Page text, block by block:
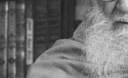
افسوس نہ کیجئے
ناکامی زینہ بن گئی
سمجھ دار کون
تاریخ سازی
کوئی چیز مشکل نہیں
جواب کا صحیح طریقہ
عقل کا استعمال